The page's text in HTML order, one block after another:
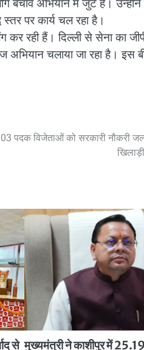
बचाव अभियान में जुटे हैं। उन्होंने
पर कार्य चल रहा है।
रही हैं। दिल्ली से सेना का
अभियान चलाया जा रहा है। इस
पदक विजेताओं को सरकारी नौकरी
से मुख्यमंत्री ने काशीपुर में